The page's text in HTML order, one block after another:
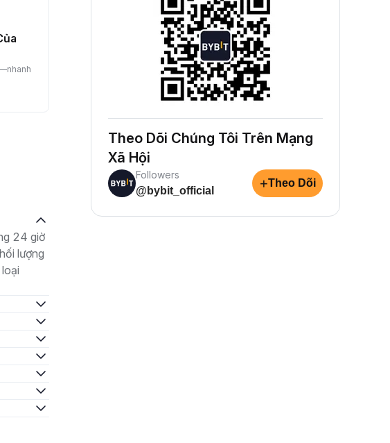
Kiếm Crypto Thụ Động
Kiếm thưởng thụ động—chỉ cần nạp
24 giờ
lượng
Theo Dõi Chúng Tôi Trên Mạng
Xã Hội
Followers
@bybit_official
+Theo Dõi